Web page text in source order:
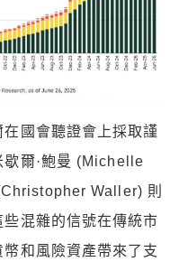
國會聽證會上採取謹
歇爾·鮑曼 (Michelle
Waller) 則
混雜的信號在傳統市
和風險資產帶來了支